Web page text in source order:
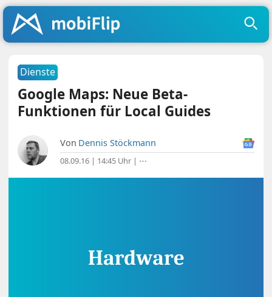
Dienste
Google Maps: Neue Beta-
Funktionen für Local Guides
Von Dennis Stöckmann
08.09.16 | 14:45 Uhr | ⋯